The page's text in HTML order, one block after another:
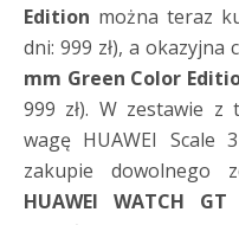
Edition można teraz
dni: 999 zł), a okazyjna
mm Green Color
999 zł). W zestawie
wagę HUAWEI Scale
zakupie dowolnego
HUAWEI WATCH